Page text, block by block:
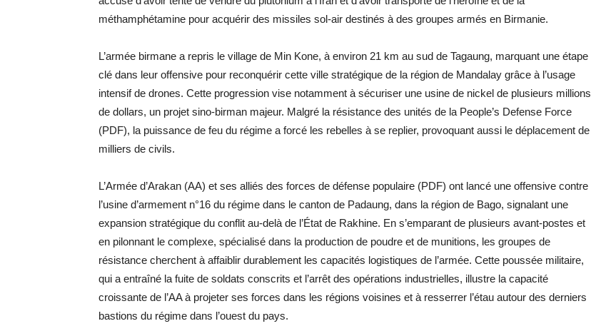
méthamphétamine pour acquérir des missiles sol-air destinés à des groupes armés en Birmanie.
L’armée birmane a repris le village de Min Kone, à environ 21 km au sud de Tagaung, marquant une étape
clé dans leur offensive pour reconquérir cette ville stratégique de la région de Mandalay grâce à l’usage
intensif de drones. Cette progression vise notamment à sécuriser une usine de nickel de plusieurs millions
de dollars, un projet sino-birman majeur. Malgré la résistance des unités de la People’s Defense Force
(PDF), la puissance de feu du régime a forcé les rebelles à se replier, provoquant aussi le déplacement de
milliers de civils.
L’Armée d’Arakan (AA) et ses alliés des forces de défense populaire (PDF) ont lancé une offensive contre
l’usine d’armement n°16 du régime dans le canton de Padaung, dans la région de Bago, signalant une
expansion stratégique du conflit au-delà de l’État de Rakhine. En s’emparant de plusieurs avant-postes et
en pilonnant le complexe, spécialisé dans la production de poudre et de munitions, les groupes de
résistance cherchent à affaiblir durablement les capacités logistiques de l’armée. Cette poussée militaire,
qui a entraîné la fuite de soldats conscrits et l’arrêt des opérations industrielles, illustre la capacité
croissante de l’AA à projeter ses forces dans les régions voisines et à resserrer l’étau autour des derniers
bastions du régime dans l’ouest du pays.